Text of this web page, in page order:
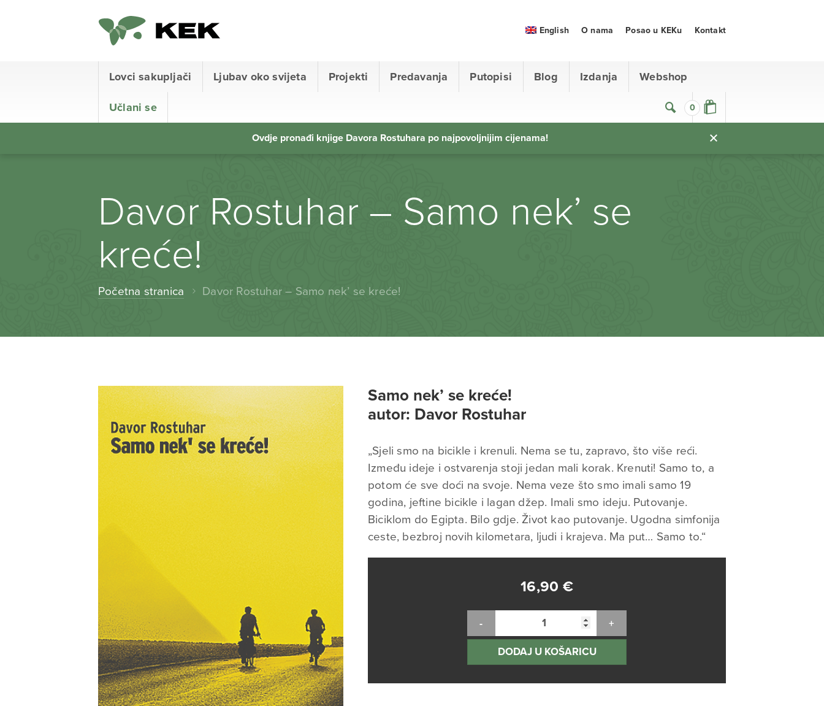
0
Lovci sakupljači Ljubav oko svijeta Projekti Predavanja Putopisi Blog Izdanja Webshop
Učlani se
English O nama Posao u KEKu Kontakt
Ovdje pronađi knjige Davora Rostuhara po najpovoljnijim cijenama!
Davor Rostuhar – Samo nek’ se
kreće!
Početna stranica Davor Rostuhar – Samo nek’ se kreće!
Samo nek’ se kreće!
autor: Davor Rostuhar
„Sjeli smo na bicikle i krenuli. Nema se tu, zapravo, što više reći.
Između ideje i ostvarenja stoji jedan mali korak. Krenuti! Samo to, a
potom će sve doći na svoje. Nema veze što smo imali samo 19
godina, jeftine bicikle i lagan džep. Imali smo ideju. Putovanje.
Biciklom do Egipta. Bilo gdje. Život kao putovanje. Ugodna simfonija
ceste, bezbroj novih kilometara, ljudi i krajeva. Ma put… Samo to.“
16,90 €
DODAJ U KOŠARICU